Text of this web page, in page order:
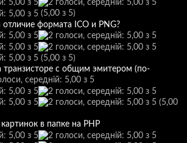
(5,00 з 5)
формата ICO и PNG?
(5,00 з 5)
транзисторе с общим эмитером (по-
(5,00
в папке на РНР